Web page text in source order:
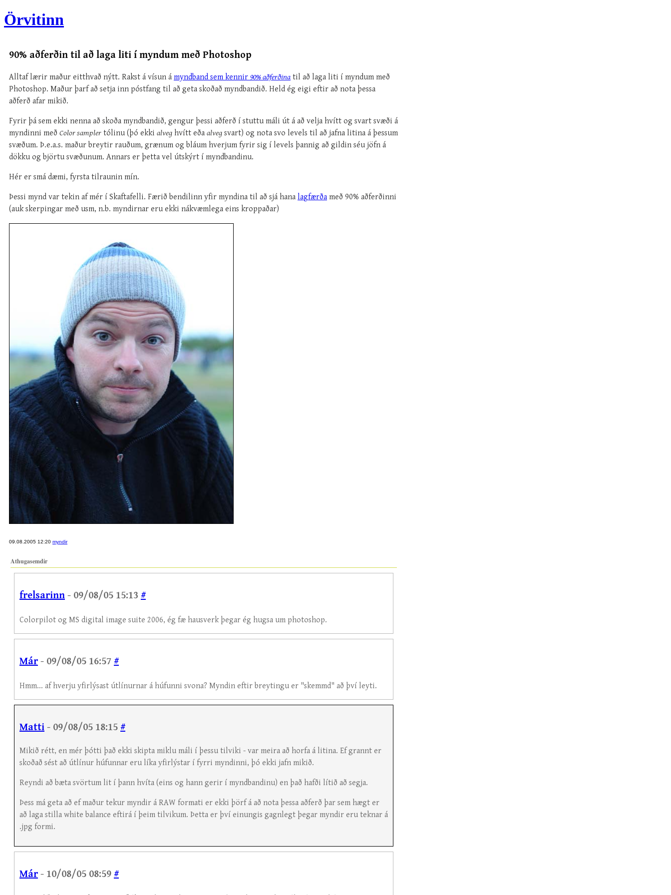
Örvitinn
90% aðferðin til að laga liti í myndum með Photoshop
Alltaf lærir maður eitthvað nýtt. Rakst á vísun á myndband sem kennir 90% aðferðina til að laga liti í myndum með
Photoshop. Maður þarf að setja inn póstfang til að geta skoðað myndbandið. Held ég eigi eftir að nota þessa
aðferð afar mikið.
Fyrir þá sem ekki nenna að skoða myndbandið, gengur þessi aðferð í stuttu máli út á að velja hvítt og svart svæði á
myndinni með Color sampler tólinu (þó ekki alveg hvítt eða alveg svart) og nota svo levels til að jafna litina á þessum
svæðum. Þ.e.a.s. maður breytir rauðum, grænum og bláum hverjum fyrir sig í levels þannig að gildin séu jöfn á
dökku og björtu svæðunum. Annars er þetta vel útskýrt í myndbandinu.
Hér er smá dæmi, fyrsta tilraunin mín.
Þessi mynd var tekin af mér í Skaftafelli. Færið bendilinn yfir myndina til að sjá hana lagfærða með 90% aðferðinni
(auk skerpingar með usm, n.b. myndirnar eru ekki nákvæmlega eins kroppaðar)
09.08.2005 12:20 myndir
Athugasemdir
frelsarinn - 09/08/05 15:13 #
Colorpilot og MS digital image suite 2006, ég fæ hausverk þegar ég hugsa um photoshop.
Már - 09/08/05 16:57 #
Hmm... af hverju yfirlýsast útlínurnar á húfunni svona? Myndin eftir breytingu er "skemmd" að því leyti.
Matti - 09/08/05 18:15 #
Mikið rétt, en mér þótti það ekki skipta miklu máli í þessu tilviki - var meira að horfa á litina. Ef grannt er
skoðað sést að útlínur húfunnar eru líka yfirlýstar í fyrri myndinni, þó ekki jafn mikið.
Reyndi að bæta svörtum lit í þann hvíta (eins og hann gerir í myndbandinu) en það hafði lítið að segja.
Þess má geta að ef maður tekur myndir á RAW formati er ekki þörf á að nota þessa aðferð þar sem hægt er
að laga stilla white balance eftirá í þeim tilvikum. Þetta er því einungis gagnlegt þegar myndir eru teknar á
.jpg formi.
Már - 10/08/05 08:59 #